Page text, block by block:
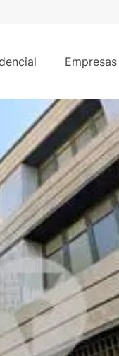
Empresas
VELLA